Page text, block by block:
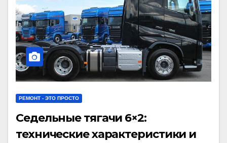
РЕМОНТ - ЭТО ПРОСТО
Седельные тягачи 6×2:
технические характеристики и